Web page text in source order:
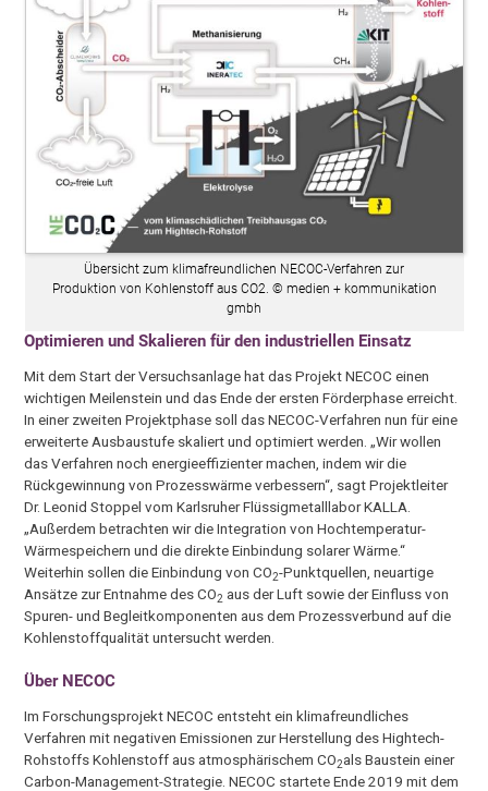
Übersicht zum klimafreundlichen NECOC-Verfahren zur
Produktion von Kohlenstoff aus CO2. © medien + kommunikation
gmbh
Optimieren und Skalieren für den industriellen Einsatz
Mit dem Start der Versuchsanlage hat das Projekt NECOC einen
wichtigen Meilenstein und das Ende der ersten Förderphase erreicht.
In einer zweiten Projektphase soll das NECOC-Verfahren nun für eine
erweiterte Ausbaustufe skaliert und optimiert werden. „Wir wollen
das Verfahren noch energieeffizienter machen, indem wir die
Rückgewinnung von Prozesswärme verbessern“, sagt Projektleiter
Dr. Leonid Stoppel vom Karlsruher Flüssigmetalllabor KALLA.
„Außerdem betrachten wir die Integration von Hochtemperatur-
Wärmespeichern und die direkte Einbindung solarer Wärme.“
Weiterhin sollen die Einbindung von CO2-Punktquellen, neuartige
Ansätze zur Entnahme des CO2 aus der Luft sowie der Einfluss von
Spuren- und Begleitkomponenten aus dem Prozessverbund auf die
Kohlenstoffqualität untersucht werden.
Über NECOC
Im Forschungsprojekt NECOC entsteht ein klimafreundliches
Verfahren mit negativen Emissionen zur Herstellung des Hightech-
Rohstoffs Kohlenstoff aus atmosphärischem CO2als Baustein einer
Carbon-Management-Strategie. NECOC startete Ende 2019 mit dem